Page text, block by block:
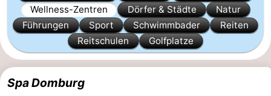
Webcam
Strand
Übernachten
Wellness-Zentren
Dörfer & Städte
Natur
Führungen
Sport Schwimmbader
Reiten
Reitschulen
Golfplatze
Spa Domburg